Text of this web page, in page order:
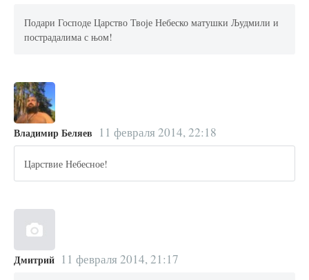
Подари Господе Царство Твоје Небеско матушки Људмили и
пострадалима с њом!
Владимир Беляев 11 февраля 2014, 22:18
Царствие Небесное!
Дмитрий 11 февраля 2014, 21:17